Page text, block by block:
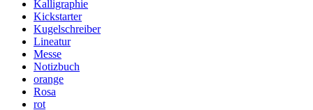
Kalligraphie
Kickstarter
Kugelschreiber
Lineatur
Messe
Notizbuch
orange
Rosa
rot